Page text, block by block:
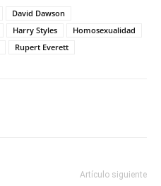
David Dawson
Harry Styles
Homosexualidad
Rupert Everett
Artículo siguiente